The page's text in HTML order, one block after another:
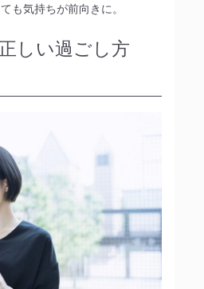
も気持ちが前向きに。
しい過ごし方